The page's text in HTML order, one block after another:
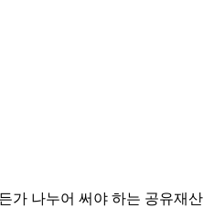
가 나누어 써야 하는 공유재산